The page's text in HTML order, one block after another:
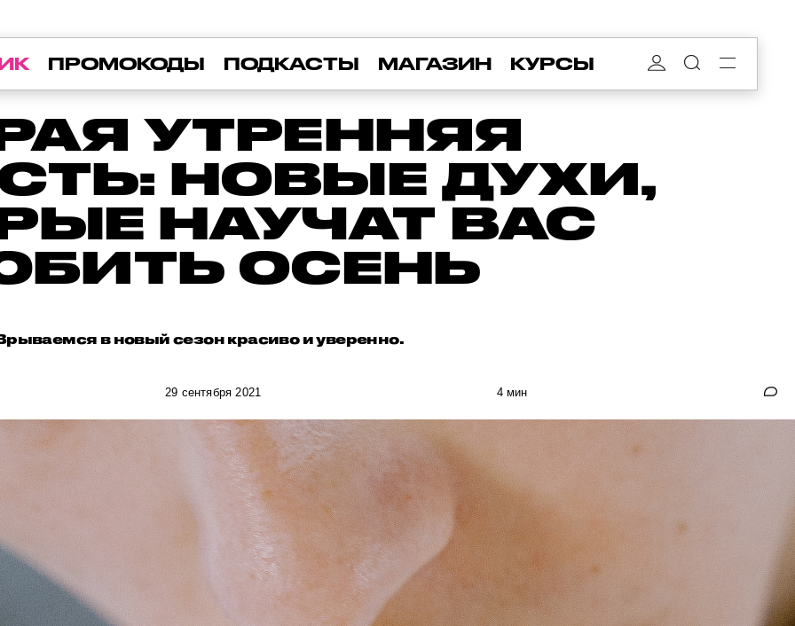
ПРОМОКОДЫ ПОДКАСТЫ МАГАЗИН КУРСЫ
УТРЕННЯЯ
НОВЫЕ ДУХИ,
НАУЧАТ ВАС
ОСЕНЬ
в новый сезон красиво и уверенно.
29 сентября 2021 4 мин